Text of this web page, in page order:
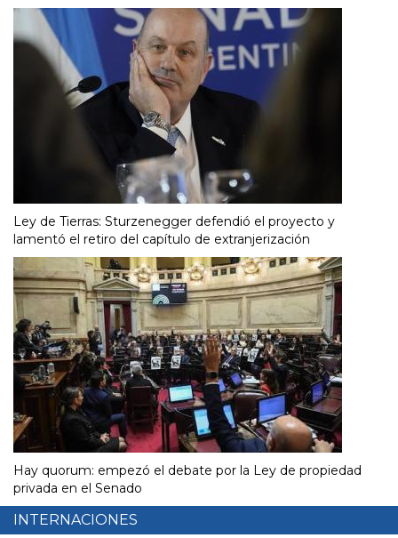
Ley de Tierras: Sturzenegger defendió el proyecto y
lamentó el retiro del capítulo de extranjerización
Hay quorum: empezó el debate por la Ley de propiedad
privada en el Senado
INTERNACIONES